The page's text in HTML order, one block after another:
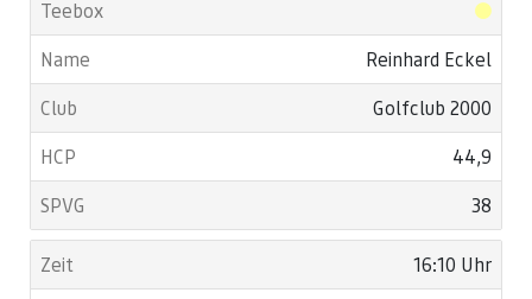
Reinhard Eckel
Golfclub 2000
44,9
38
16:10 Uhr